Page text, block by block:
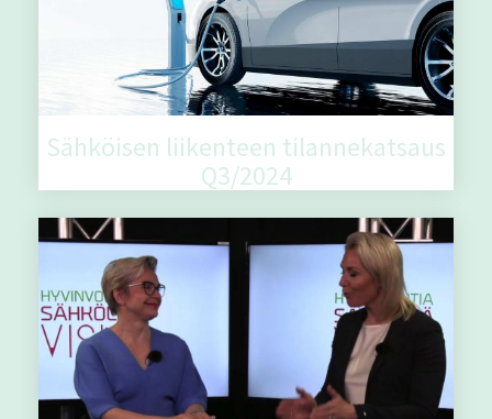
Sähköisen liikenteen tilannekatsaus
Q3/2024